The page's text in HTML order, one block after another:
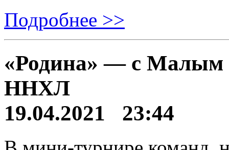
Подробнее >>
«Родина» — с Малым
ННХЛ
19.04.2021 23:44